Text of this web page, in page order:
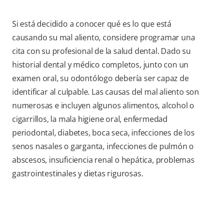
Si está decidido a conocer qué es lo que está
causando su mal aliento, considere programar una
cita con su profesional de la salud dental. Dado su
historial dental y médico completos, junto con un
examen oral, su odontólogo debería ser capaz de
identificar al culpable. Las causas del mal aliento son
numerosas e incluyen algunos alimentos, alcohol o
cigarrillos, la mala higiene oral, enfermedad
periodontal, diabetes, boca seca, infecciones de los
senos nasales o garganta, infecciones de pulmón o
abscesos, insuficiencia renal o hepática, problemas
gastrointestinales y dietas rigurosas.